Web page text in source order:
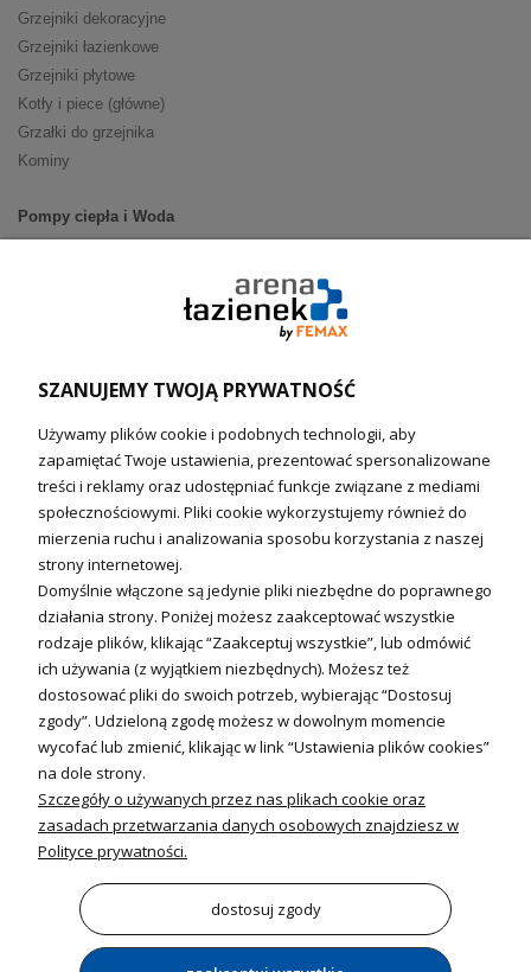
Grzejniki dekoracyjne
Grzejniki łazienkowe
Grzejniki płytowe
Kotły i piece (główne)
Grzałki do grzejnika
Kominy
Pompy ciepła i Woda
Ogrzewanie podłogowe (główne)
Technika solarna
Fotowoltanika
Sterowniki i regulatory
Nagrzewnice i kurtyny
Kuchnia i Wentylacja
Kuchnia
Zlewozmywaki
Baterie kuchenne
Młynki do odpadów
Wentylacja i Informacje
Wentylatory
SZANUJEMY TWOJĄ PRYWATNOŚĆ
Używamy plików cookie i podobnych technologii, aby
zapamiętać Twoje ustawienia, prezentować spersonalizowane
treści i reklamy oraz udostępniać funkcje związane z mediami
społecznościowymi. Pliki cookie wykorzystujemy również do
mierzenia ruchu i analizowania sposobu korzystania z naszej
strony internetowej.
Domyślnie włączone są jedynie pliki niezbędne do poprawnego
działania strony. Poniżej możesz zaakceptować wszystkie
rodzaje plików, klikając “Zaakceptuj wszystkie”, lub odmówić
ich używania (z wyjątkiem niezbędnych). Możesz też
dostosować pliki do swoich potrzeb, wybierając “Dostosuj
zgody”. Udzieloną zgodę możesz w dowolnym momencie
wycofać lub zmienić, klikając w link “Ustawienia plików cookies”
na dole strony.
Szczegóły o używanych przez nas plikach cookie oraz
zasadach przetwarzania danych osobowych znajdziesz w
Polityce prywatności.
dostosuj zgody